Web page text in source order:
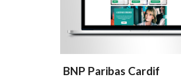
BNP Paribas Cardif